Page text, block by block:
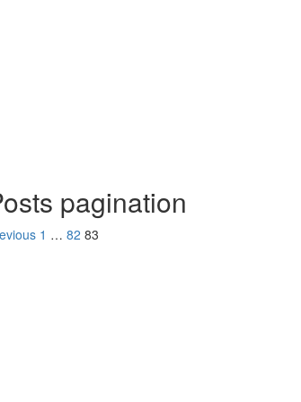
pagination
1 … 82 83